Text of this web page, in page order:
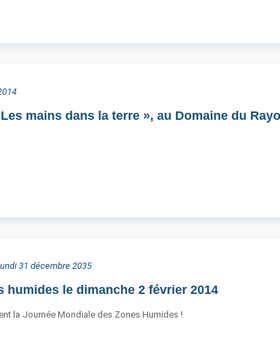
mains dans la terre », au Domaine du
31 décembre 2035
humides le dimanche 2 février 2014
la Journée Mondiale des Zones Humides !